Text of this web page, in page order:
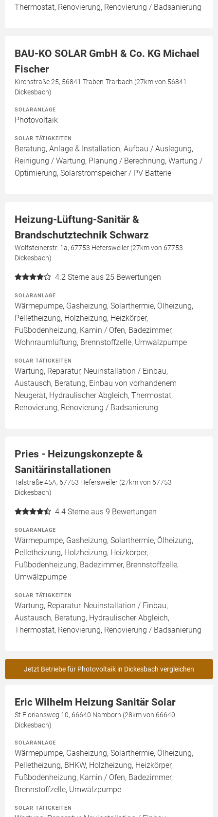
Thermostat, Renovierung, Renovierung / Badsanierung
BAU-KO SOLAR GmbH & Co. KG Michael
Fischer
Kirchstraße 25, 56841 Traben-Trarbach (27km von 56841
Dickesbach)
SOLARANLAGE
Photovoltaik
SOLAR TÄTIGKEITEN
Beratung, Anlage & Installation, Aufbau / Auslegung,
Reinigung / Wartung, Planung / Berechnung, Wartung /
Optimierung, Solarstromspeicher / PV Batterie
Heizung-Lüftung-Sanitär &
Brandschutztechnik Schwarz
Wolfsteinerstr. 1a, 67753 Hefersweiler (27km von 67753
Dickesbach)
4.2 Sterne aus 25 Bewertungen
SOLARANLAGE
Wärmepumpe, Gasheizung, Solarthermie, Ölheizung,
Pelletheizung, Holzheizung, Heizkörper,
Fußbodenheizung, Kamin / Ofen, Badezimmer,
Wohnraumlüftung, Brennstoffzelle, Umwälzpumpe
SOLAR TÄTIGKEITEN
Wartung, Reparatur, Neuinstallation / Einbau,
Austausch, Beratung, Einbau von vorhandenem
Neugerät, Hydraulischer Abgleich, Thermostat,
Renovierung, Renovierung / Badsanierung
Pries - Heizungskonzepte &
Sanitärinstallationen
Talstraße 45A, 67753 Hefersweiler (27km von 67753
Dickesbach)
4.4 Sterne aus 9 Bewertungen
SOLARANLAGE
Wärmepumpe, Gasheizung, Solarthermie, Ölheizung,
Pelletheizung, Holzheizung, Heizkörper,
Fußbodenheizung, Badezimmer, Brennstoffzelle,
Umwälzpumpe
SOLAR TÄTIGKEITEN
Wartung, Reparatur, Neuinstallation / Einbau,
Austausch, Beratung, Hydraulischer Abgleich,
Thermostat, Renovierung, Renovierung / Badsanierung
Jetzt Betriebe für Photovoltaik in Dickesbach vergleichen
Eric Wilhelm Heizung Sanitär Solar
St.Floriansweg 10, 66640 Namborn (28km von 66640
Dickesbach)
SOLARANLAGE
Wärmepumpe, Gasheizung, Solarthermie, Ölheizung,
Pelletheizung, BHKW, Holzheizung, Heizkörper,
Fußbodenheizung, Kamin / Ofen, Badezimmer,
Brennstoffzelle, Umwälzpumpe
SOLAR TÄTIGKEITEN